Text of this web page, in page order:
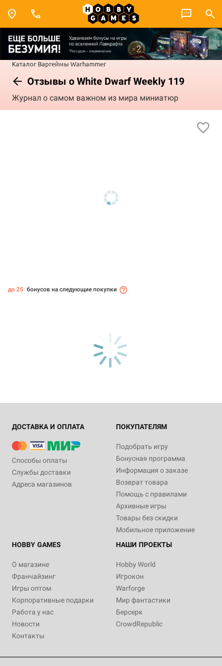
Каталог Варгеймы Warhammer
Отзывы о White Dwarf Weekly 119
Журнал о самом важном из мира миниатюр
до 25 бонусов на следующие покупки
ДОСТАВКА И ОПЛАТА
Способы оплаты
Службы доставки
Адреса магазинов
ПОКУПАТЕЛЯМ
Подобрать игру
Бонусная программа
Информация о заказе
Возврат товара
Помощь с правилами
Архивные игры
Товары без скидки
Мобильное приложение
HOBBY GAMES
О магазине
Франчайзинг
Игры оптом
Корпоративные подарки
Работа у нас
Новости
Контакты
НАШИ ПРОЕКТЫ
Hobby World
Игрокон
Warforge
Мир фантастики
Берсерк
CrowdRepublic